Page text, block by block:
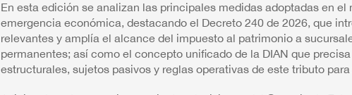
En esta edición se analizan las principales medidas adoptadas en el
emergencia económica, destacando el Decreto 240 de 2026, que
relevantes y amplía el alcance del impuesto al patrimonio a
permanentes; así como el concepto unificado de la DIAN que
estructurales, sujetos pasivos y reglas operativas de este tributo para